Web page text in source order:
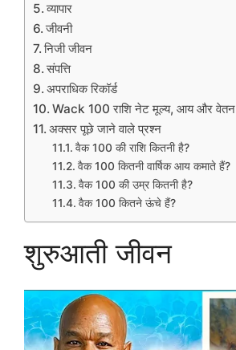
व्यापार
जीवनी
निजी जीवन
संपत्ति
अपराधिक रिकॉर्ड
Wack 100 राशि नेट मूल्य, आय और वेतन
अक्सर पूछे जाने वाले प्रश्न
वैक 100 की राशि कितनी है?
वैक 100 कितनी वार्षिक आय कमाते हैं?
वैक 100 की उम्र कितनी है?
वैक 100 कितने ऊंचे हैं?
शुरुआती जीवन